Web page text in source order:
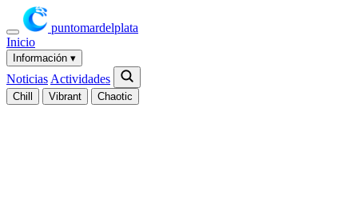
puntomardelplata
Inicio
Información ▾
Noticias Actividades
Chill Vibrant Chaotic